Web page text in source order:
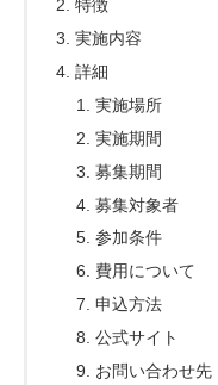
特徴
実施内容
詳細
実施場所
実施期間
募集期間
募集対象者
参加条件
費用について
申込方法
公式サイト
お問い合わせ先